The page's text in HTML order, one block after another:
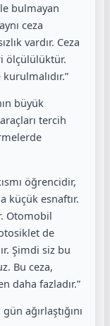
bulmayan
ceza
vardır. Ceza
ölçülülüktür.
büyük
tercih
öğrencidir,
küçük esnaftır.
Otomobil
de
Şimdi siz bu
Bu ceza,
daha fazladır.”
ağırlaştığını